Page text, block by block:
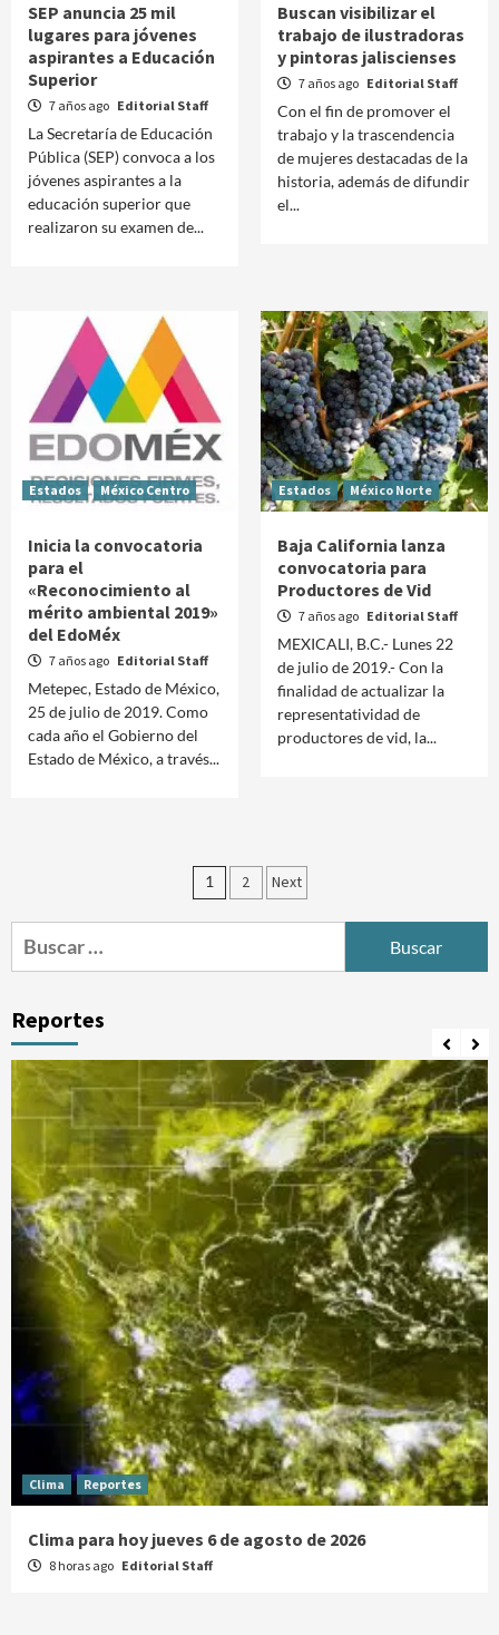
SEP anuncia 25 mil
lugares para jóvenes
aspirantes a Educación
Superior
7 años ago Editorial Staff
La Secretaría de Educación
Pública (SEP) convoca a los
jóvenes aspirantes a la
educación superior que
realizaron su examen de...
Buscan visibilizar el
trabajo de ilustradoras
y pintoras jaliscienses
7 años ago Editorial Staff
Con el fin de promover el
trabajo y la trascendencia
de mujeres destacadas de la
historia, además de difundir
el...
Estados México Centro
Inicia la convocatoria
para el
«Reconocimiento al
mérito ambiental 2019»
del EdoMéx
7 años ago Editorial Staff
Metepec, Estado de México,
25 de julio de 2019. Como
cada año el Gobierno del
Estado de México, a través...
Estados México Norte
Baja California lanza
convocatoria para
Productores de Vid
7 años ago Editorial Staff
MEXICALI, B.C.- Lunes 22
de julio de 2019.- Con la
finalidad de actualizar la
representatividad de
productores de vid, la...
Paginación
de
entradas
1 2 Next
Buscar:
Reportes
Clima Reportes
Clima para hoy jueves 6 de agosto de 2026
8 horas ago Editorial Staff